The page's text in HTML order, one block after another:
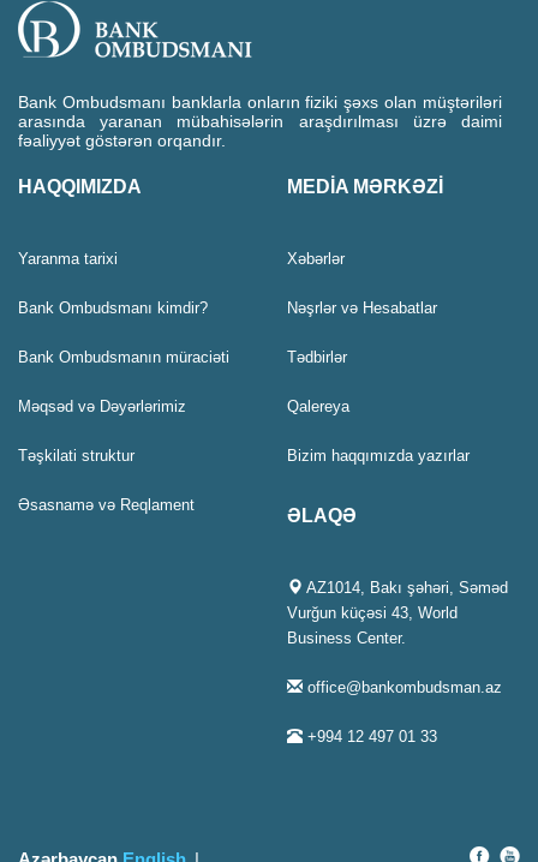
Bank Ombudsmanı banklarla onların fiziki şəxs olan müştəriləri
arasında yaranan mübahisələrin araşdırılması üzrə daimi
fəaliyyət göstərən orqandır.
HAQQIMIZDA
Yaranma tarixi
Bank Ombudsmanı kimdir?
Bank Ombudsmanın müraciəti
Məqsəd və Dəyərlərimiz
Təşkilati struktur
Əsasnamə və Reqlament
MEDİA MƏRKƏZİ
Xəbərlər
Nəşrlər və Hesabatlar
Tədbirlər
Qalereya
Bizim haqqımızda yazırlar
ƏLAQƏ
AZ1014, Bakı şəhəri, Səməd
Vurğun küçəsi 43, World
Business Center.
office@bankombudsman.az
+994 12 497 01 33